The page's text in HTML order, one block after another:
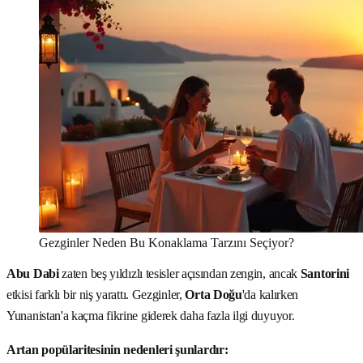
Gezginler Neden Bu Konaklama Tarzını Seçiyor?
Abu Dabizaten beş yıldızlı tesisler açısından zengin, ancak Santorini
etkisi farklı bir niş yarattı. Gezginler,Orta Doğu'da kalırken
Yunanistan'a kaçma fikrine giderek daha fazla ilgi duyuyor.
Artan popülaritesinin nedenleri şunlardır: